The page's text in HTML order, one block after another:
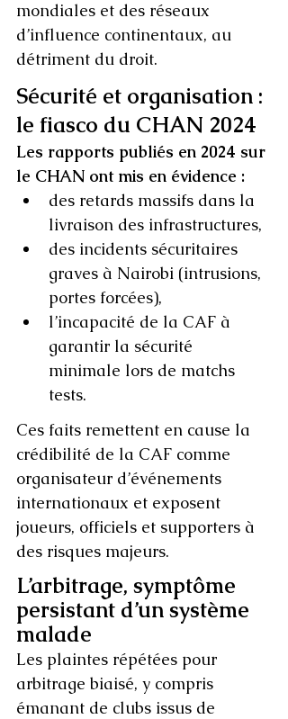
mondiales et des réseaux
d’influence continentaux, au
détriment du droit.
Sécurité et organisation :
le fiasco du CHAN 2024
Les rapports publiés en 2024 sur
le CHAN ont mis en évidence :
des retards massifs dans la
livraison des infrastructures,
des incidents sécuritaires
graves à Nairobi (intrusions,
portes forcées),
l’incapacité de la CAF à
garantir la sécurité
minimale lors de matchs
tests.
Ces faits remettent en cause la
crédibilité de la CAF comme
organisateur d’événements
internationaux et exposent
joueurs, officiels et supporters à
des risques majeurs.
L’arbitrage, symptôme
persistant d’un système
malade
Les plaintes répétées pour
arbitrage biaisé, y compris
émanant de clubs issus de